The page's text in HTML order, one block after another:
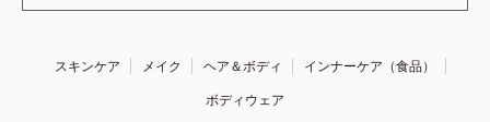
スキンケア メイク ヘア＆ボディ
インナーケア（食品）
ボディウェア